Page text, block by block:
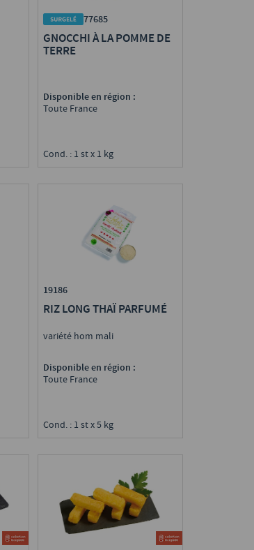
77685
GNOCCHI À LA POMME DE
TERRE
Disponible en région :
Toute France
Cond. : 1 st x 1 kg
19186
RIZ LONG THAÏ PARFUMÉ
variété hom mali
Disponible en région :
Toute France
Cond. : 1 st x 5 kg